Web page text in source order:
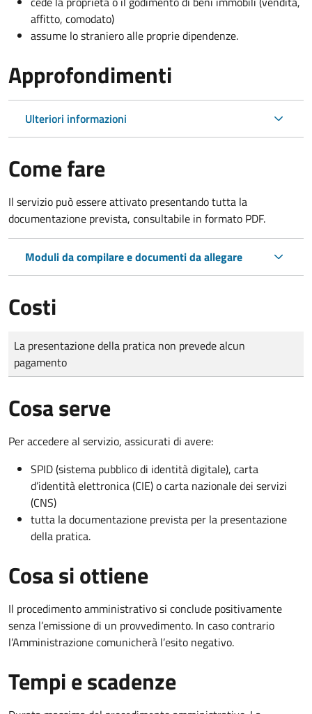
affitto, comodato)
assume lo straniero alle proprie dipendenze.
Approfondimenti
Ulteriori informazioni
Come fare
Il servizio può essere attivato presentando tutta la
documentazione prevista, consultabile in formato PDF.
Moduli da compilare e documenti da allegare
Costi
Tipo di pagamento
Importo
La presentazione della pratica non prevede alcun
pagamento
Cosa serve
Per accedere al servizio, assicurati di avere:
SPID (sistema pubblico di identità digitale), carta
d’identità elettronica (CIE) o carta nazionale dei servizi
(CNS)
tutta la documentazione prevista per la presentazione
della pratica.
Cosa si ottiene
Il procedimento amministrativo si conclude positivamente
senza l’emissione di un provvedimento. In caso contrario
l’Amministrazione comunicherà l’esito negativo.
Tempi e scadenze